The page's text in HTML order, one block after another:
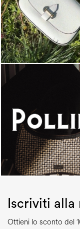
Iscriviti
Ottieni lo sconto del